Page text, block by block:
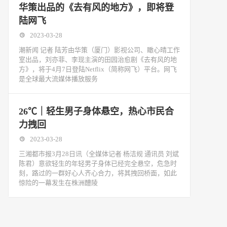
华策出品的《去有风的地方》，即将登
陆网飞
2023-03-28
潮新闻 记者 陆芳由华策（厦门）影视公司、瞰心晴工作
室出品，刘亦菲、李现主演的田园治愈剧《去有风的地
方》，将于4月7日登陆Netflix（简称网飞）平台。网飞
是全球最大流媒体播放服务
26℃｜轻生男子身体悬空，热心市民合
力拽回
2023-03-28
三湘都市报3月28日讯（全媒体记者 杨洁规 通讯员 刘斌
陈君）意欲轻生的年轻男子身体已经完全悬空，危急时
刻，路过的一群好心人齐心合力，将其拽回桥面，如此
惊险的一幕发生在株洲醴陵